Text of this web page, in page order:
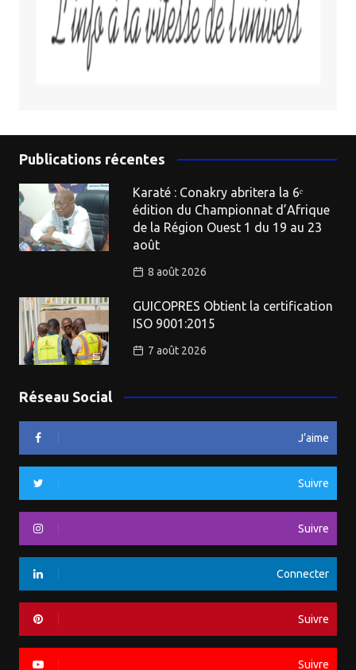
Publications récentes
Karaté : Conakry abritera la 6ᵉ
édition du Championnat d’Afrique
de la Région Ouest 1 du 19 au 23
août
8 août 2026
GUICOPRES Obtient la certification
ISO 9001:2015
7 août 2026
Réseau Social
J’aime
Suivre
Suivre
Connecter
Suivre
Suivre